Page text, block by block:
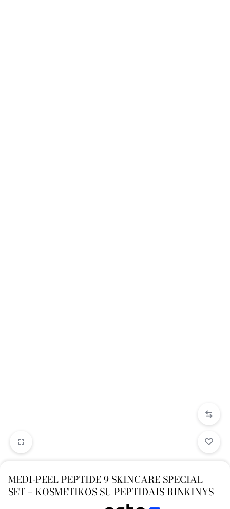
MEDI-PEEL PEPTIDE 9 SKINCARE SPECIAL
SET – KOSMETIKOS SU PEPTIDAIS RINKINYS